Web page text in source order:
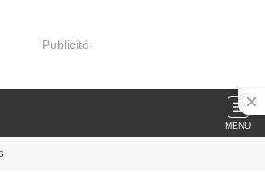
Publicité
MENU